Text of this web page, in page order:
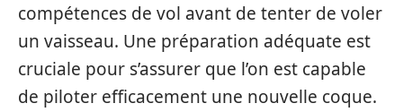
compétences de vol avant de tenter de voler
un vaisseau. Une préparation adéquate est
cruciale pour s’assurer que l’on est capable
de piloter efficacement une nouvelle coque.